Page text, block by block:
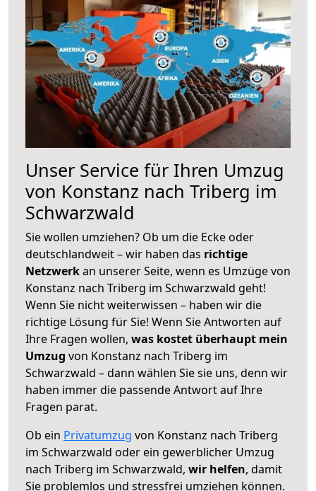
Unser Service für Ihren Umzug
von Konstanz nach Triberg im
Schwarzwald
Sie wollen umziehen? Ob um die Ecke oder
deutschlandweit – wir haben das richtige
Netzwerkan unserer Seite, wenn es Umzüge von
Konstanz nach Triberg im Schwarzwald geht!
Wenn Sie nicht weiterwissen – haben wir die
richtige Lösung für Sie! Wenn Sie Antworten auf
Ihre Fragen wollen, was kostet überhaupt mein
Umzug von Konstanz nach Triberg im
Schwarzwald – dann wählen Sie sie uns, denn wir
haben immer die passende Antwort auf Ihre
Fragen parat.
Ob ein Privatumzug von Konstanz nach Triberg
im Schwarzwald oder ein gewerblicher Umzug
nach Triberg im Schwarzwald, wir helfen, damit
Sie problemlos und stressfrei umziehen können.